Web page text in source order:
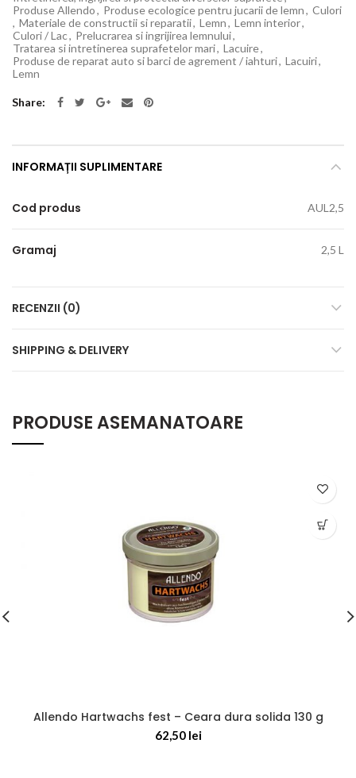
Produse Allendo, Produse ecologice pentru jucarii de lemn, Culori
, Materiale de constructii si reparatii, Lemn, Lemn interior,
Culori / Lac, Prelucrarea si ingrijirea lemnului,
Tratarea si intretinerea suprafetelor mari, Lacuire,
Produse de reparat auto si barci de agrement / iahturi, Lacuiri,
Lemn
Share
INFORMAȚII SUPLIMENTARE
Cod produs AUL2,5
Gramaj 2,5 L
RECENZII (0)
SHIPPING & DELIVERY
PRODUSE ASEMANATOARE
Allendo Hartwachs fest – Ceara dura solida 130 g
62,50 lei